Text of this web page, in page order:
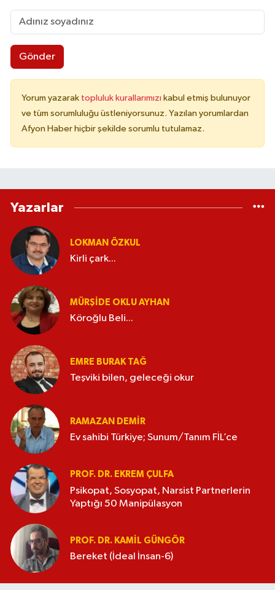
Gönder
Yorum yazarak topluluk kurallarımızı kabul etmiş bulunuyor
ve tüm sorumluluğu üstleniyorsunuz. Yazılan yorumlardan
Afyon Haber hiçbir şekilde sorumlu tutulamaz.
Yazarlar
LOKMAN ÖZKUL
Kirli çark...
MÜRŞIDE OKLU AYHAN
Köroğlu Beli...
EMRE BURAK TAĞ
Teşviki bilen, geleceği okur
RAMAZAN DEMİR
Ev sahibi Türkiye; Sunum/Tanım FİL’ce
PROF. DR. EKREM ÇULFA
Psikopat, Sosyopat, Narsist Partnerlerin
Yaptığı 50 Manipülasyon
PROF. DR. KAMIL GÜNGÖR
Bereket (İdeal İnsan-6)